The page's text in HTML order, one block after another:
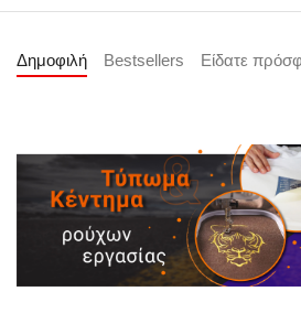
Δημοφιλή Bestsellers Είδατε